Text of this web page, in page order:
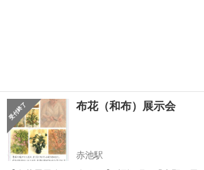
布花（和布）展示会
赤池駅